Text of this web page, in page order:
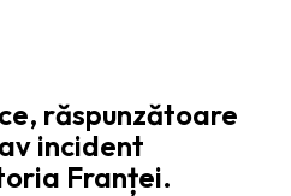
răspunzătoare
incident
Franței.